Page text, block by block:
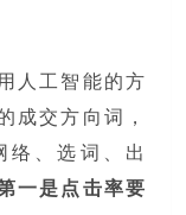
人工智能的方
成交方向词，
络、选词、出
一是点击率要